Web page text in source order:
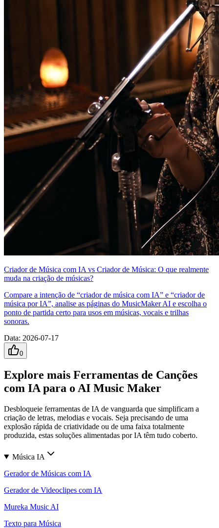
Criador de Música com IA vs Criador de Música: O que realmente
muda na criação de músicas?
Compare a intenção de “criador de música com IA” e “criador de
música por IA”, analise as páginas do MusicMaker AI e escolha o
ponto de partida certo para usos em músicas, vocais e trilhas
sonoras.
Data: 2026-07-17
0
Explore mais Ferramentas de Canções
com IA para o AI Music Maker
Desbloqueie ferramentas de IA de vanguarda que simplificam a
criação de letras, melodias e vocais. Seja precisando de uma
explosão rápida de criatividade ou de uma faixa totalmente
produzida, estas soluções alimentadas por IA têm tudo coberto.
Música IA
Gerador de Músicas com IA
Gerador de Videoclipes com IA
Mureka Music AI
Texto para Música